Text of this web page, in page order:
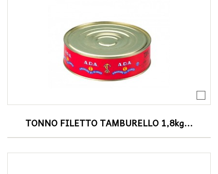
TONNO FILETTO TAMBURELLO 1,8kg...